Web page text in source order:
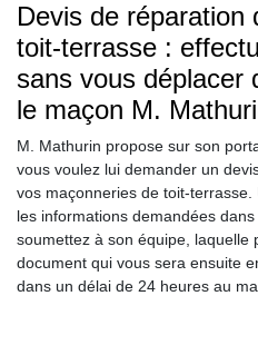
Devis de réparation
toit-terrasse :
sans vous déplacer
le maçon M.
M. Mathurin propose sur son
vous voulez lui demander un
vos maçonneries de toit-
les informations demandées
soumettez à son équipe, laquelle
document qui vous sera ensuite
dans un délai de 24 heures au